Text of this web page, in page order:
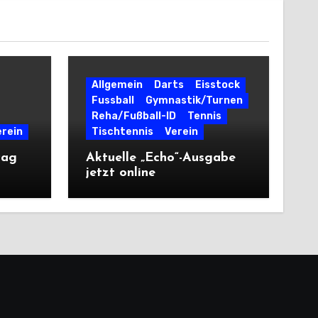
Allgemein Darts
Eisstock
Fussball
Gymnastik/Turnen
Reha/Fußball-ID
Tennis
Tischtennis
Verein
Aktuelle „Echo“-Ausgabe
jetzt online